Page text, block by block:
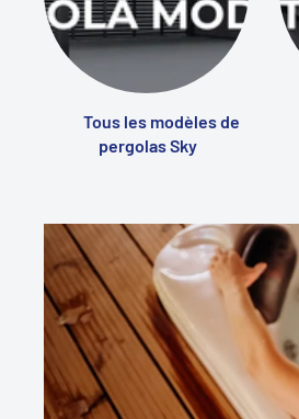
Tous les modèles de
pergolas Sky